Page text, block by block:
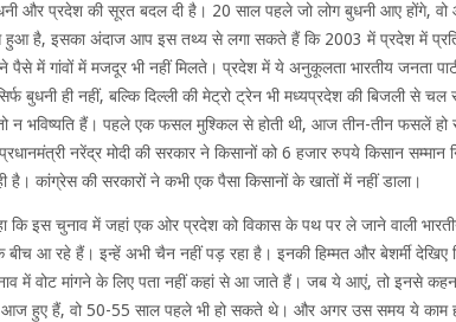
और प्रदेश की सूरत बदल दी है। 20 साल पहले जो लोग बुधनी आए होंगे, वो
हुआ है, इसका अंदाज आप इस तथ्य से लगा सकते हैं कि 2003 में प्रदेश में
में गांवों में मजदूर भी नहीं मिलते। प्रदेश में ये अनुकूलता भारतीय जनता
बुधनी ही नहीं, बल्कि दिल्ली की मेट्रो ट्रेन भी मध्यप्रदेश की बिजली से चल
न भविष्यति हैं। पहले एक फसल मुश्किल से होती थी, आज तीन-तीन फसलें
नरेंद्र मोदी की सरकार ने किसानों को 6 हजार रुपये किसान सम्मान
है। कांग्रेस की सरकारों ने कभी एक पैसा किसानों के खातों में नहीं डाला।
कि इस चुनाव में जहां एक ओर प्रदेश को विकास के पथ पर ले जाने वाली
बीच आ रहे हैं। इन्हें अभी चैन नहीं पड़ रहा है। इनकी हिम्मत और बेशर्मी
में वोट मांगने के लिए पता नहीं कहां से आ जाते हैं। जब ये आएं, तो इनसे
हुए हैं, वो 50-55 साल पहले भी हो सकते थे। और अगर उस समय ये काम